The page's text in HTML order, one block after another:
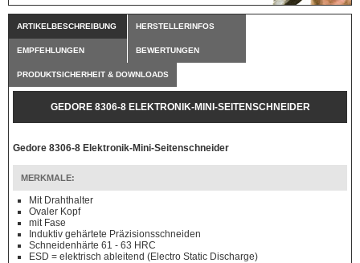
ARTIKELBESCHREIBUNG HERSTELLERINFOS
EMPFEHLUNGEN BEWERTUNGEN
PRODUKTSICHERHEIT & DOWNLOADS
GEDORE 8306-8 ELEKTRONIK-MINI-SEITENSCHNEIDER
Gedore 8306-8 Elektronik-Mini-Seitenschneider
MERKMALE:
Mit Drahthalter
Ovaler Kopf
mit Fase
Induktiv gehärtete Präzisionsschneiden
Schneidenhärte 61 - 63 HRC
ESD = elektrisch ableitend (Electro Static Discharge)